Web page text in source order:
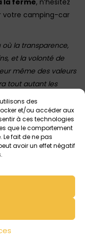
des
et/ou accéder aux
à ces technologies
que le comportement
Le fait de ne pas
avoir un effet négatif
la ferme, n’hésitez
votre camping-car
la transparence,
et la volonté de
même des valeurs
tout autant les
Voir tout